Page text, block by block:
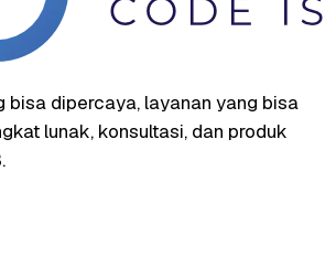
bisa dipercaya, layanan yang bisa
lunak, konsultasi, dan produk